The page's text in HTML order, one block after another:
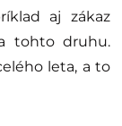
aj zákaz
tohto druhu.
leta, a to